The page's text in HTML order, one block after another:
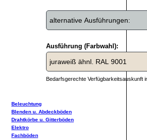
Ausführung (Farbwahl):
Bedarfsgerechte Verfügbarkeitsauskunft
Beleuchtung
Blenden u. Abdeckböden
Drahtkörbe u. Gitterböden
Elektro
Fachböden